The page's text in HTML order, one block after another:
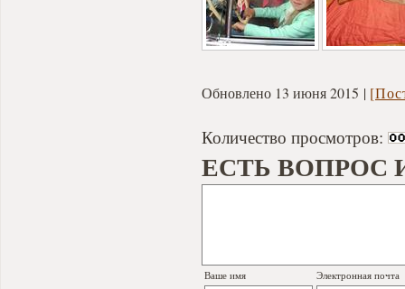
Обновлено 13 июня 2015
Количество просмотров:
ЕСТЬ ВОПРОС
Ваше имя Электронная почта